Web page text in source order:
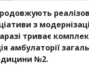
з
триває
амбулаторії
№2.